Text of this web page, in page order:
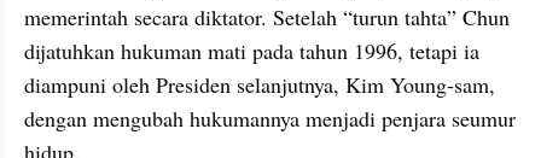
memerintah secara diktator. Setelah “turun tahta” Chun
dijatuhkan hukuman mati pada tahun 1996, tetapi ia
diampuni oleh Presiden selanjutnya, Kim Young-sam,
dengan mengubah hukumannya menjadi penjara seumur
hidup.